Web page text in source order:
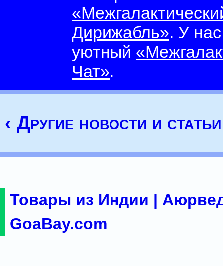
Дирижабль». У
уютный
Чат».
‹ Другие новости и статьи
Товары из Индии |
GoaBay.com